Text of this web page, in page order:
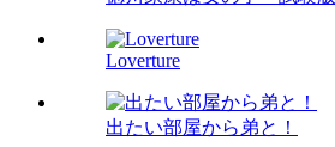
Loverture
出たい部屋から弟と！